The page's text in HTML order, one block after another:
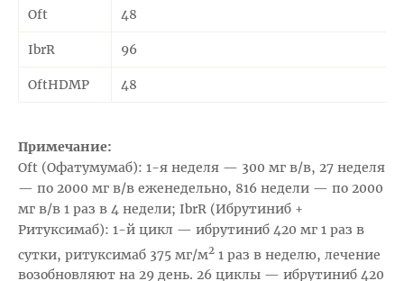
Oft 48
IbrR 96
OftHDMP 48
Примечание:
Oft (Офатумумаб): 1-я неделя — 300 мг в/в, 27 неделя
— по 2000 мг в/в еженедельно, 816 недели — по 2000
мг в/в 1 раз в 4 недели; IbrR (Ибрутиниб +
Ритуксимаб): 1-й цикл — ибрутиниб 420 мг 1 раз в
сутки, ритуксимаб 375 мг/м2 1 раз в неделю, лечение
возобновляют на 29 день. 26 циклы — ибрутиниб 420